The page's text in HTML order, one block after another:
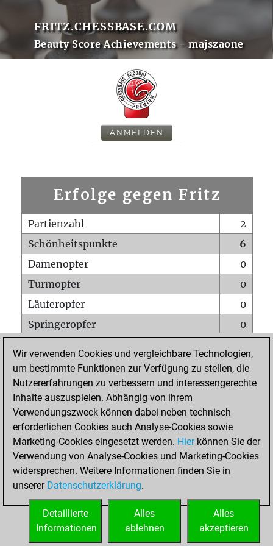
FRITZ.CHESSBASE.COM
Beauty Score Achievements - majszaone
ANMELDEN
Erfolge gegen Fritz
Partienzahl
2
Schönheitspunkte
6
Damenopfer
0
Turmopfer
0
Läuferopfer
0
Springeropfer
0
Matt auf vollem Brett
0
Bauer setzt Matt
0
Erstickte Matts
Unterverwandlungen
Türme auf der siebten
0
STARTSEITE
Wir verwenden Cookies und vergleichbare Technologien,
um bestimmte Funktionen zur Verfügung zu stellen, die
Nutzererfahrungen zu verbessern und interessengerechte
Inhalte auszuspielen. Abhängig von ihrem
Verwendungszweck können dabei neben technisch
erforderlichen Cookies auch Analyse-Cookies sowie
Marketing-Cookies eingesetzt werden. Hierkönnen Sie der
Verwendung von Analyse-Cookies und Marketing-Cookies
widersprechen. Weitere Informationen finden Sie in
unserer Datenschutzerklärung.
Alles
akzeptieren
Alles
ablehnen
Detaillierte
Informationen